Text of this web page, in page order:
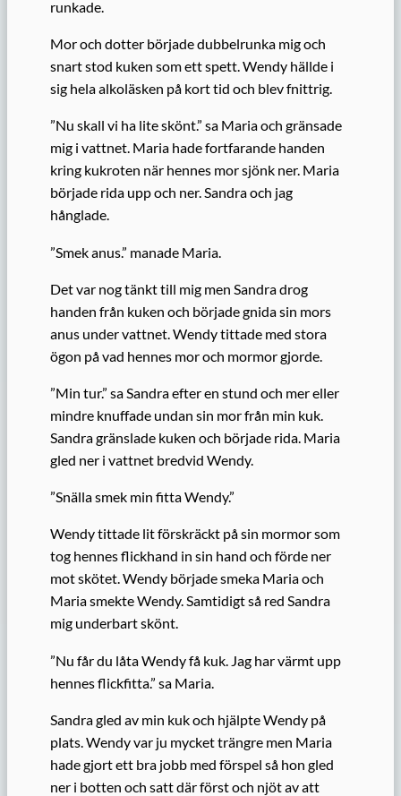
runkade.
Mor och dotter började dubbelrunka mig och
snart stod kuken som ett spett. Wendy hällde i
sig hela alkoläsken på kort tid och blev fnittrig.
”Nu skall vi ha lite skönt.” sa Maria och gränsade
mig i vattnet. Maria hade fortfarande handen
kring kukroten när hennes mor sjönk ner. Maria
började rida upp och ner. Sandra och jag
hånglade.
”Smek anus.” manade Maria.
Det var nog tänkt till mig men Sandra drog
handen från kuken och började gnida sin mors
anus under vattnet. Wendy tittade med stora
ögon på vad hennes mor och mormor gjorde.
”Min tur.” sa Sandra efter en stund och mer eller
mindre knuffade undan sin mor från min kuk.
Sandra gränslade kuken och började rida. Maria
gled ner i vattnet bredvid Wendy.
”Snälla smek min fitta Wendy.”
Wendy tittade lit förskräckt på sin mormor som
tog hennes flickhand in sin hand och förde ner
mot skötet. Wendy började smeka Maria och
Maria smekte Wendy. Samtidigt så red Sandra
mig underbart skönt.
”Nu får du låta Wendy få kuk. Jag har värmt upp
hennes flickfitta.” sa Maria.
Sandra gled av min kuk och hjälpte Wendy på
plats. Wendy var ju mycket trängre men Maria
hade gjort ett bra jobb med förspel så hon gled
ner i botten och satt där först och njöt av att